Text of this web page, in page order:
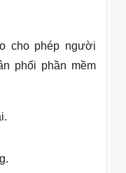
cho phép người
phối phần mềm